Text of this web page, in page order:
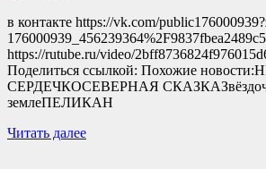
в контакте https://vk.com/
https://rutube.ru/video/
Поделиться ссылкой: Похожие
СЕРДЕЧКОСЕВЕРНАЯ
землеПЕЛИКАН
Читать далее